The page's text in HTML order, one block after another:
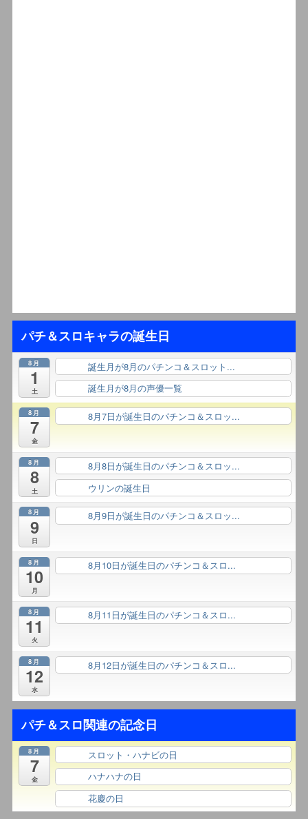
パチ＆スロキャラの誕生日
8月
1
土
誕生月が8月のパチンコ＆スロット...
誕生月が8月の声優一覧
8月
7
金
8月7日が誕生日のパチンコ＆スロッ...
8月
8
土
8月8日が誕生日のパチンコ＆スロッ...
ウリンの誕生日
8月
9
日
8月9日が誕生日のパチンコ＆スロッ...
8月
10
月
8月10日が誕生日のパチンコ＆スロ...
8月
11
火
8月11日が誕生日のパチンコ＆スロ...
8月
12
水
8月12日が誕生日のパチンコ＆スロ...
パチ＆スロ関連の記念日
8月
7
金
スロット・ハナビの日
ハナハナの日
花慶の日